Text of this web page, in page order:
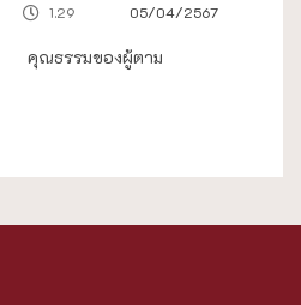
05/04/2567
1.29
คุณธรรมของผู้ตาม